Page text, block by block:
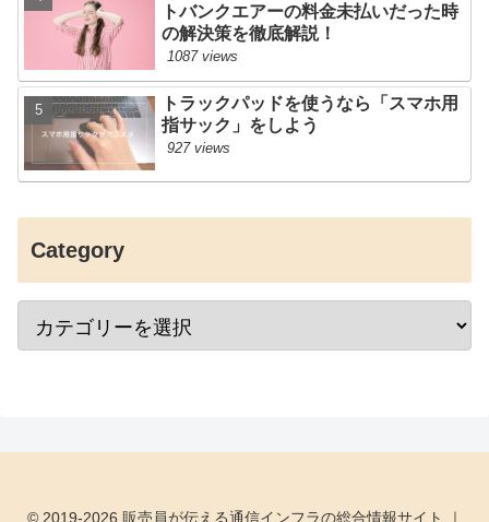
トバンクエアーの料金未払いだった時
の解決策を徹底解説！
1087 views
トラックパッドを使うなら「スマホ用
指サック」をしよう
927 views
Category
© 2019-2026 販売員が伝える通信インフラの総合情報サイト ｜